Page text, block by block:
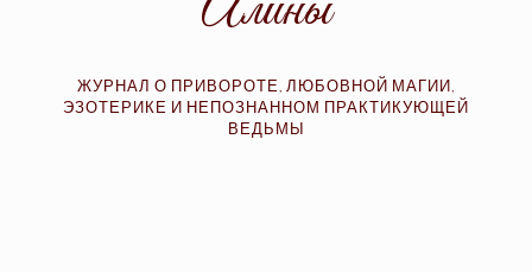
ЖУРНАЛ О ПРИВОРОТЕ, ЛЮБОВНОЙ МАГИИ,
ЭЗОТЕРИКЕ И НЕПОЗНАННОМ ПРАКТИКУЮЩЕЙ
ВЕДЬМЫ